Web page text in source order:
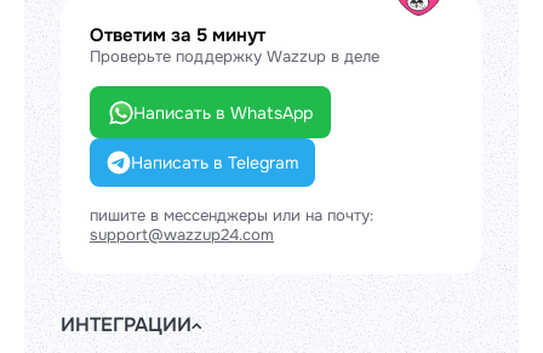
Ответим за 5 минут
Проверьте поддержку Wazzup в деле
Написать в WhatsApp
Написать в Telegram
пишите в мессенджеры или на почту:
support@wazzup24.com
ИНТЕГРАЦИИ